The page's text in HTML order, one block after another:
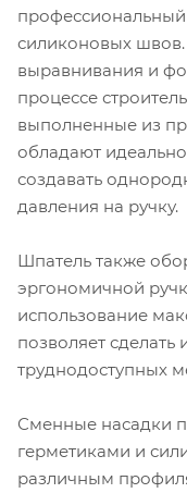
силиконовых
выравнивания и
процессе
выполненные из
обладают
создавать
давления на ручку.
Шпатель также
эргономичной
использование
позволяет
труднодоступных
Сменные насадки
герметиками и
различным